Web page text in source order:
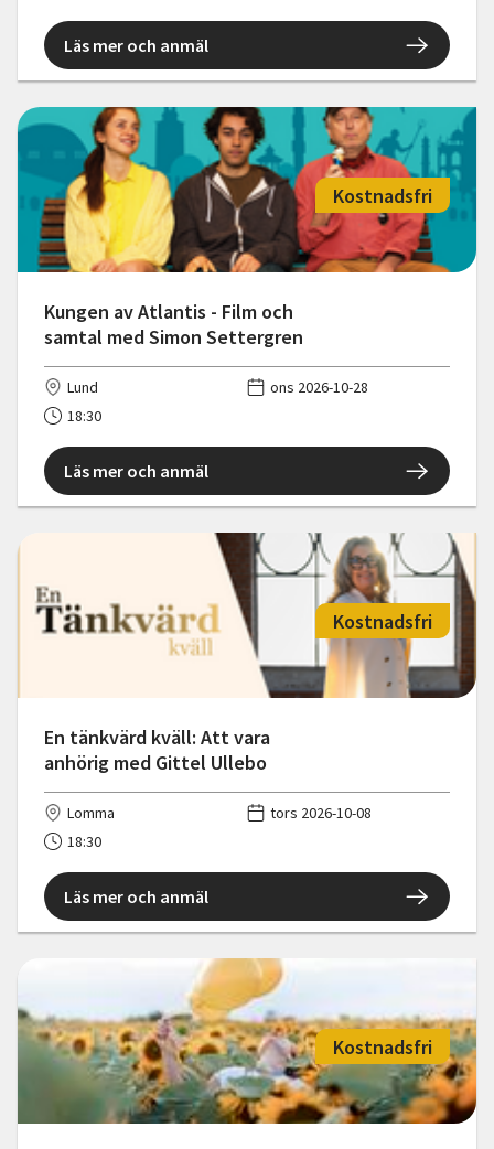
Läs mer och anmäl
Kungen av Atlantis - Film och
samtal med Simon Settergren
Kostnadsfri
Lund
ons 2026-10-28
18:30
Läs mer och anmäl
En tänkvärd kväll: Att vara
anhörig med Gittel Ullebo
Kostnadsfri
Lomma
tors 2026-10-08
18:30
Läs mer och anmäl
Kostnadsfri